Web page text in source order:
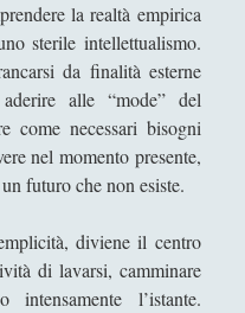
Stravinskij
nell'opera di
l "Incredulità di San
con
querelle sul "Doctor
che sublima la
la realtà empirica
sterile intellettualismo.
da finalità esterne
alle “mode” del
come necessari bisogni
nel momento presente,
futuro che non esiste.
diviene il centro
di lavarsi, camminare
intensamente l’istante.